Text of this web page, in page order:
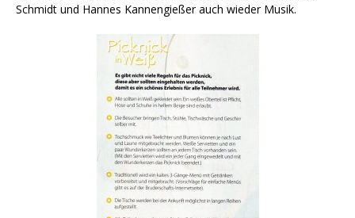
Schmidt und Hannes Kannengießer auch wieder Musik.